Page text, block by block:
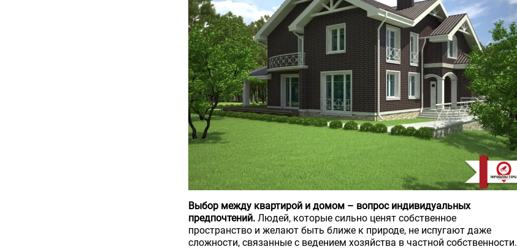
Выбор между квартирой и домом – вопрос индивидуальных
предпочтений. Людей, которые сильно ценят собственное
пространство и желают быть ближе к природе, не испугают даже
сложности, связанные с ведением хозяйства в частной собственности.